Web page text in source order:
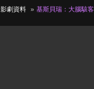
影劇資料 基斯貝瑞：大腦駭客